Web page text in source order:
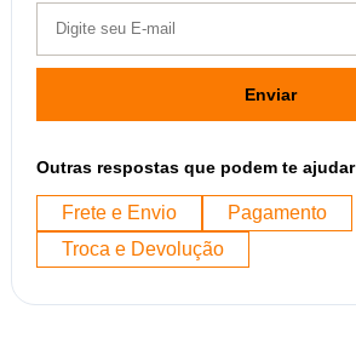
Enviar
Outras respostas que podem te ajudar
Frete e Envio
Pagamento
Troca e Devolução